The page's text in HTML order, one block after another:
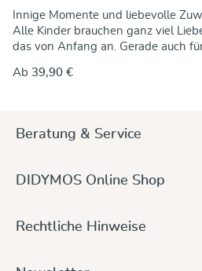
Innige Momente und liebevolle
Alle Kinder brauchen ganz viel
das von Anfang an. Gerade auch
erleichtern das Känguruen und
und die Atmung werden reguliert,
Voraussetzung für Euch als Eltern,
Kraft, Ruhe und Geborgenheit
unterstützen das Känguruen schon
elastische Gewebe hält den
Ab 39,90 €
Beratung & Service
DIDYMOS Online Shop
Rechtliche Hinweise